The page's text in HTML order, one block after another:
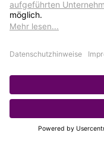
STREIT
Neue Produkte,
Bleiben Sie auf
gerne unseren